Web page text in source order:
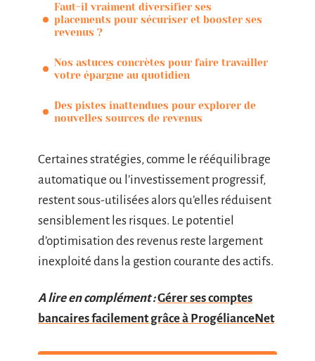
Faut-il vraiment diversifier ses
placements pour sécuriser et booster ses
revenus ?
Nos astuces concrètes pour faire travailler
votre épargne au quotidien
Des pistes inattendues pour explorer de
nouvelles sources de revenus
Certaines stratégies, comme le rééquilibrage
automatique ou l’investissement progressif,
restent sous-utilisées alors qu’elles réduisent
sensiblement les risques. Le potentiel
d’optimisation des revenus reste largement
inexploité dans la gestion courante des actifs.
A lire en complément :Gérer ses comptes
bancaires facilement grâce à ProgélianceNet